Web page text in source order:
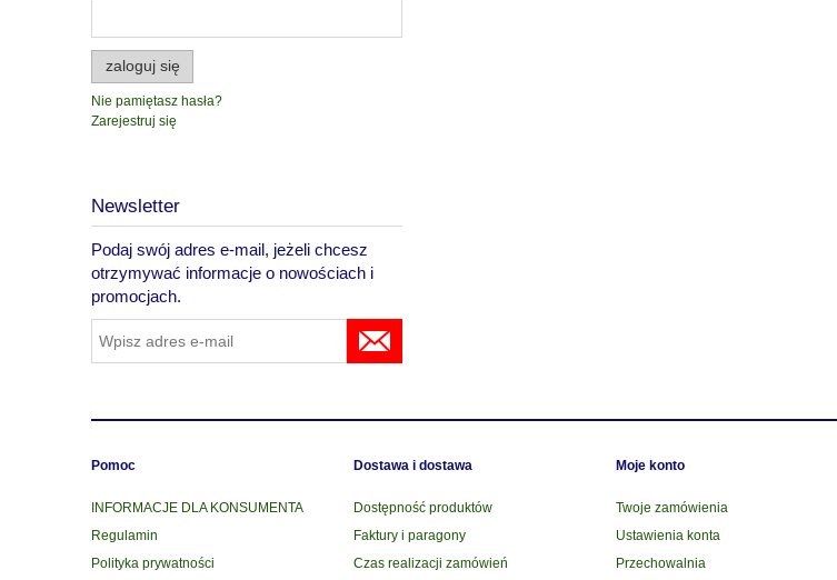
zaloguj się
Nie pamiętasz hasła?
Zarejestruj się
Newsletter
Podaj swój adres e-mail, jeżeli chcesz
otrzymywać informacje o nowościach i
promocjach.
Pomoc
INFORMACJE DLA KONSUMENTA
Regulamin
Polityka prywatności
Dostawa i dostawa
Dostępność produktów
Faktury i paragony
Czas realizacji zamówień
Moje konto
Twoje zamówienia
Ustawienia konta
Przechowalnia